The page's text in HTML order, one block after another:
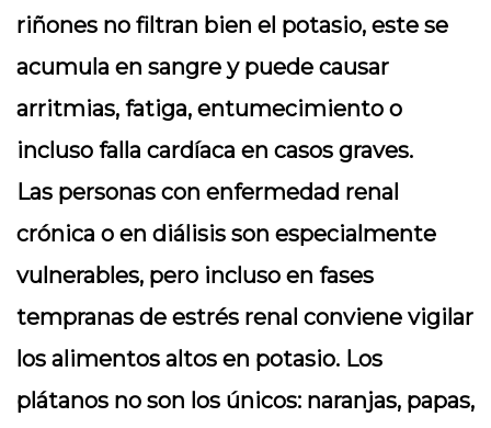
riñones no filtran bien el potasio, este se
acumula en sangre y puede causar
arritmias, fatiga, entumecimiento o
incluso falla cardíaca en casos graves.
Las personas con enfermedad renal
crónica o en diálisis son especialmente
vulnerables, pero incluso en fases
tempranas de estrés renal conviene vigilar
los alimentos altos en potasio. Los
plátanos no son los únicos: naranjas, papas,